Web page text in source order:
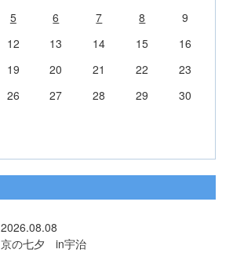
5 6 7 8
9
12 13 14 15
16
19 20 21 22
23
26 27 28 29
30
2026.08.08
京の七夕 in宇治